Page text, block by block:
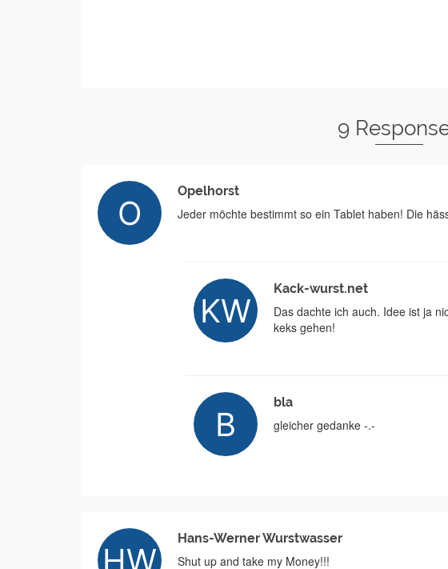
9
Opelhorst
Jeder möchte bestimmt so ein Tablet haben! Die
Kack-wurst.net
Das dachte ich auch. Idee ist ja
keks gehen!
bla
gleicher gedanke -.-
Hans-Werner Wurstwasser
Shut up and take my Money!!!